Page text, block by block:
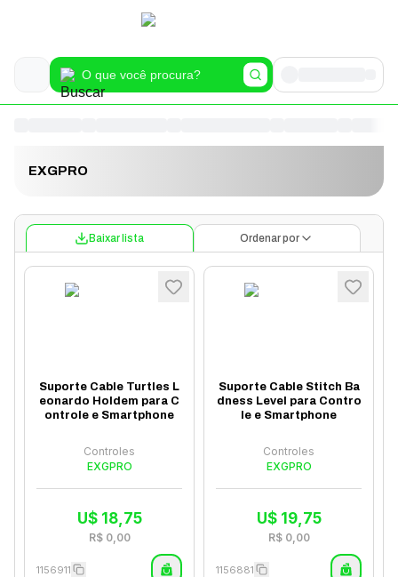
EXGPRO
Baixar lista Ordenar por
Suporte Cable Turtles L
eonardo Holdem para C
ontrole e Smartphone
Controles
EXGPRO
U$ 18,75
R$ 0,00
1156911
Suporte Cable Stitch Ba
dness Level para Contro
le e Smartphone
Controles
EXGPRO
U$ 19,75
R$ 0,00
1156881